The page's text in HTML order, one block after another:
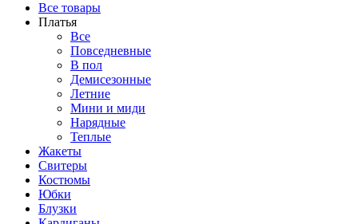
Все товары
Платья
Все
Повседневные
В пол
Демисезонные
Летние
Мини и миди
Нарядные
Теплые
Жакеты
Свитеры
Костюмы
Юбки
Блузки